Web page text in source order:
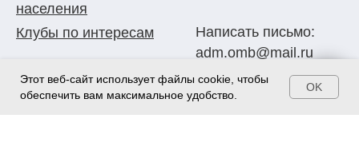
населения
Клубы по интересам
Написать письмо:
adm.omb@mail.ru
ОСТАВИТЬ ОТЗЫВ
Этот веб-сайт использует файлы cookie, чтобы
обеспечить вам максимальное удобство.
OK